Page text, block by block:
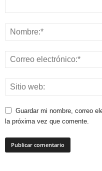
Guardar mi nombre, correo
la próxima vez que comente.